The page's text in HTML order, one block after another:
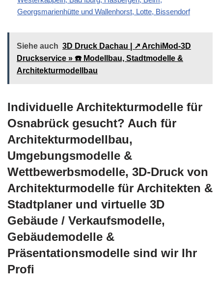
Georgsmarienhütte und Wallenhorst, Lotte, Bissendorf
Siehe auch 3D Druck Dachau | ↗️ ArchiMod-3D
Druckservice » ☎️ Modellbau, Stadtmodelle &
Architekturmodellbau
Individuelle Architekturmodelle für
Osnabrück gesucht? Auch für
Architekturmodellbau,
Umgebungsmodelle &
Wettbewerbsmodelle, 3D-Druck von
Architekturmodelle für Architekten &
Stadtplaner und virtuelle 3D
Gebäude / Verkaufsmodelle,
Gebäudemodelle &
Präsentationsmodelle sind wir Ihr
Profi